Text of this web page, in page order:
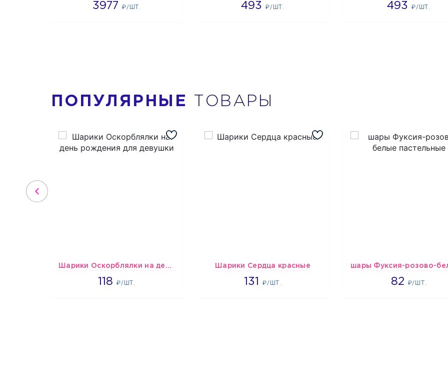
3977₽/ШТ. 493₽/ШТ. 493₽/ШТ.
ПОПУЛЯРНЫЕ ТОВАРЫ
Шарики Оскорблялки на день рождения для девушки
118₽/ШТ.
1766 Шарики Сердца красные
131₽/ШТ.
2660
82 ₽/ШТ.
1637